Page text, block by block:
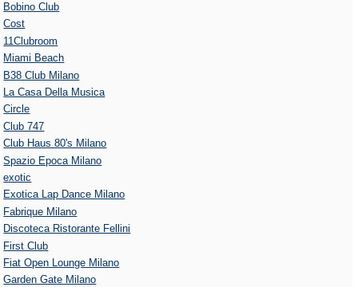
Bobino Club
Cost
11Clubroom
Miami Beach
B38 Club Milano
La Casa Della Musica
Circle
Club 747
Club Haus 80's Milano
Spazio Epoca Milano
exotic
Exotica Lap Dance Milano
Fabrique Milano
Discoteca Ristorante Fellini
First Club
Fiat Open Lounge Milano
Garden Gate Milano